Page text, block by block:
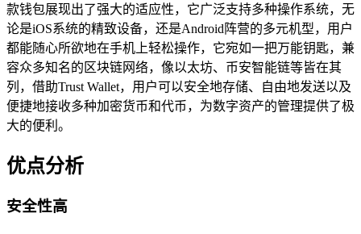
款钱包展现出了强大的适应性，它广泛支持多种操作系统，无
论是iOS系统的精致设备，还是Android阵营的多元机型，用户
都能随心所欲地在手机上轻松操作，它宛如一把万能钥匙，兼
容众多知名的区块链网络，像以太坊、币安智能链等皆在其
列，借助Trust Wallet，用户可以安全地存储、自由地发送以及
便捷地接收多种加密货币和代币，为数字资产的管理提供了极
大的便利。
优点分析
安全性高